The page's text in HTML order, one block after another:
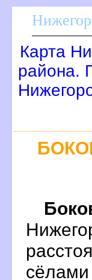
Карта
района.
сёлами